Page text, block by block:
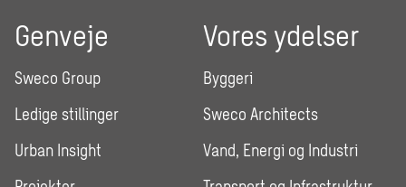
Genveje
Sweco Group
Ledige stillinger
Urban Insight
Vores ydelser
Byggeri
Sweco Architects
Vand, Energi og Industri